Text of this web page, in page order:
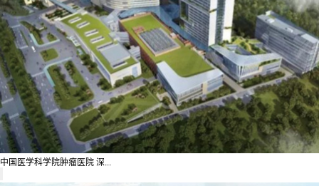
中国医学科学院肿瘤医院 深...